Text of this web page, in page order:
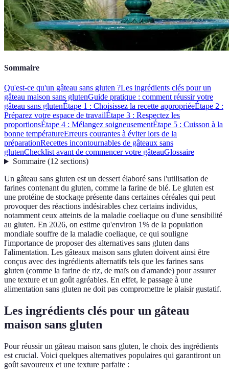
Sommaire
Qu'est-ce qu'un gâteau sans gluten ?Les ingrédients clés pour un
gâteau maison sans glutenGuide pratique : comment réussir votre
gâteau sans glutenÉtape 1 : Choisissez la recette appropriéeÉtape 2 :
Préparez votre espace de travailÉtape 3 : Respectez les
proportionsÉtape 4 : Mélangez soigneusementÉtape 5 : Cuisson à la
bonne températureErreurs courantes à éviter lors de la
préparationRecettes incontournables de gâteaux sans
glutenChecklist avant de commencer votre gâteauGlossaire
Sommaire(12 sections)
Un gâteau sans gluten est un dessert élaboré sans l'utilisation de
farines contenant du gluten, comme la farine de blé. Le gluten est
une protéine de stockage présente dans certaines céréales qui peut
provoquer des réactions indésirables chez certains individus,
notamment ceux atteints de la maladie coeliaque ou d'une sensibilité
au gluten. En 2026, on estime qu'environ 1% de la population
mondiale souffre de la maladie coeliaque, ce qui souligne
l'importance de proposer des alternatives sans gluten dans
l'alimentation. Les gâteaux maison sans gluten doivent ainsi être
conçus avec des ingrédients alternatifs tels que les farines sans
gluten (comme la farine de riz, de maïs ou d'amande) pour assurer
une texture et un goût agréables. En effet, le passage à une
alimentation sans gluten ne doit pas compromettre le plaisir gustatif.
Les ingrédients clés pour un gâteau
maison sans gluten
Pour réussir un gâteau maison sans gluten, le choix des ingrédients
est crucial. Voici quelques alternatives populaires qui garantiront un
goût savoureux et une texture parfaite :